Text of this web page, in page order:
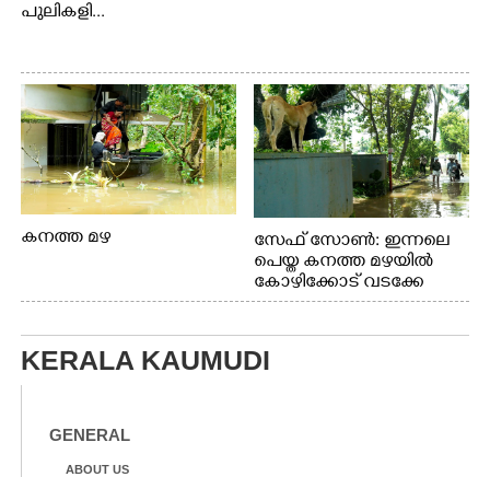
പുലികളി...
കനത്ത മഴ
സേഫ് സോൺ: ഇന്നലെ
പെയ്ത കനത്ത മഴയിൽ
കോഴിക്കോട് വടക്കേ
വയലിൽ വെള്ളം
വെള്ളത്തിലൂടെ
KERALA KAUMUDI
GENERAL
ABOUT US